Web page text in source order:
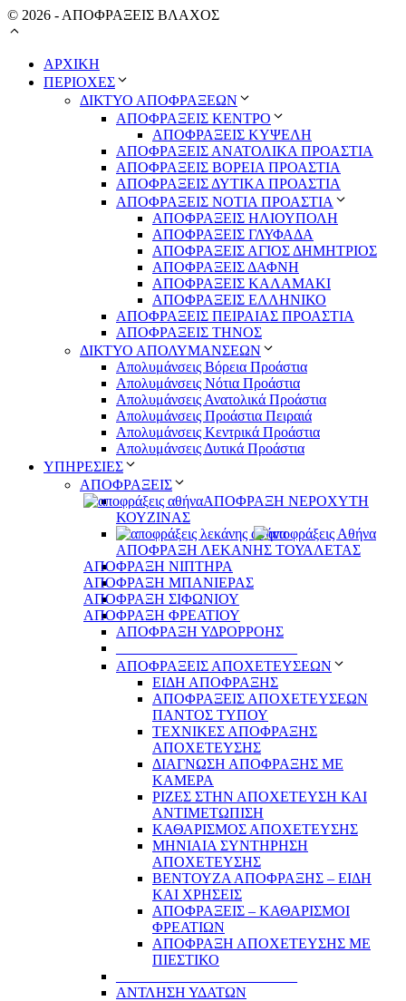
© 2026 - ΑΠΟΦΡΑΞΕΙΣ ΒΛΑΧΟΣ
ΑΡΧΙΚΗ
ΠΕΡΙΟΧΕΣ
ΔΙΚΤΥΟ ΑΠΟΦΡΑΞΕΩΝ
ΑΠΟΦΡΑΞΕΙΣ ΚΕΝΤΡΟ
ΑΠΟΦΡΑΞΕΙΣ ΚΥΨΕΛΗ
ΑΠΟΦΡΑΞΕΙΣ ΑΝΑΤΟΛΙΚΑ ΠΡΟΑΣΤΙΑ
ΑΠΟΦΡΑΞΕΙΣ ΒΟΡΕΙΑ ΠΡΟΑΣΤΙΑ
ΑΠΟΦΡΑΞΕΙΣ ΔΥΤΙΚΑ ΠΡΟΑΣΤΙΑ
ΑΠΟΦΡΑΞΕΙΣ ΝΟΤΙΑ ΠΡΟΑΣΤΙΑ
ΑΠΟΦΡΑΞΕΙΣ ΗΛΙΟΥΠΟΛΗ
ΑΠΟΦΡΑΞΕΙΣ ΓΛΥΦΑΔΑ
ΑΠΟΦΡΑΞΕΙΣ ΑΓΙΟΣ ΔΗΜΗΤΡΙΟΣ
ΑΠΟΦΡΑΞΕΙΣ ΔΑΦΝΗ
ΑΠΟΦΡΑΞΕΙΣ ΚΑΛΑΜΑΚΙ
ΑΠΟΦΡΑΞΕΙΣ ΕΛΛΗΝΙΚΟ
ΑΠΟΦΡΑΞΕΙΣ ΠΕΙΡΑΙΑΣ ΠΡΟΑΣΤΙΑ
ΑΠΟΦΡΑΞΕΙΣ ΤΗΝΟΣ
ΔΙΚΤΥΟ ΑΠΟΛΥΜΑΝΣΕΩΝ
Απολυμάνσεις Βόρεια Προάστια
Απολυμάνσεις Νότια Προάστια
Απολυμάνσεις Ανατολικά Προάστια
Απολυμάνσεις Προάστια Πειραιά
Απολυμάνσεις Κεντρικά Προάστια
Απολυμάνσεις Δυτικά Προάστια
ΥΠΗΡΕΣΙΕΣ
ΑΠΟΦΡΑΞΕΙΣ
ΑΠΟΦΡΑΞΗ ΝΕΡΟΧΥΤΗ
ΚΟΥΖΙΝΑΣ
ΑΠΟΦΡΑΞΗ ΛΕΚΑΝΗΣ ΤΟΥΑΛΕΤΑΣ
ΑΠΟΦΡΑΞΗ ΝΙΠΤΗΡΑ
ΑΠΟΦΡΑΞΗ ΜΠΑΝΙΕΡΑΣ
ΑΠΟΦΡΑΞΗ ΣΙΦΩΝΙΟΥ
ΑΠΟΦΡΑΞΗ ΦΡΕΑΤΙΟΥ
ΑΠΟΦΡΑΞΗ ΥΔΡΟΡΡΟΗΣ
ΑΠΟΦΡΑΞΕΙΣ ΑΠΟΧΕΤΕΥΣΕΩΝ
ΕΙΔΗ ΑΠΟΦΡΑΞΗΣ
ΑΠΟΦΡΑΞΕΙΣ ΑΠΟΧΕΤΕΥΣΕΩΝ
ΠΑΝΤΟΣ ΤΥΠΟΥ
ΤΕΧΝΙΚΕΣ ΑΠΟΦΡΑΞΗΣ
ΑΠΟΧΕΤΕΥΣΗΣ
ΔΙΑΓΝΩΣΗ ΑΠΟΦΡΑΞΗΣ ΜΕ
ΚΑΜΕΡΑ
ΡΙΖΕΣ ΣΤΗΝ ΑΠΟΧΕΤΕΥΣΗ ΚΑΙ
ΑΝΤΙΜΕΤΩΠΙΣΗ
ΚΑΘΑΡΙΣΜΟΣ ΑΠΟΧΕΤΕΥΣΗΣ
ΜΗΝΙΑΙΑ ΣΥΝΤΗΡΗΣΗ
ΑΠΟΧΕΤΕΥΣΗΣ
ΒΕΝΤΟΥΖΑ ΑΠΟΦΡΑΞΗΣ – ΕΙΔΗ
ΚΑΙ ΧΡΗΣΕΙΣ
ΑΠΟΦΡΑΞΕΙΣ – ΚΑΘΑΡΙΣΜΟΙ
ΦΡΕΑΤΙΩΝ
ΑΠΟΦΡΑΞΗ ΑΠΟΧΕΤΕΥΣΗΣ ΜΕ
ΠΙΕΣΤΙΚΟ
ΑΝΤΛΗΣΗ ΥΔΑΤΩΝ